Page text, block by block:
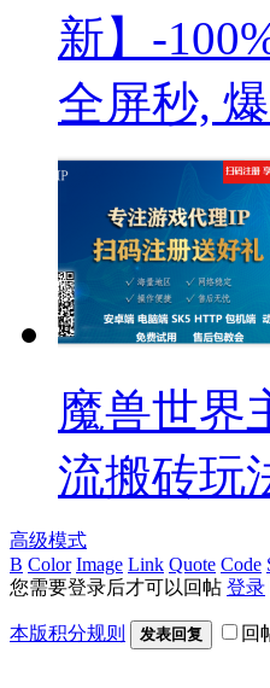
新】-
全屏秒,
魔兽世界
流搬砖玩
高级模式
B Color Image Link Quote Code
您需要登录后才可以回帖 登录
本版积分规则 发表回复 回